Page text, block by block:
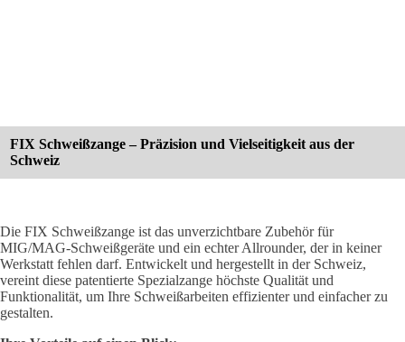
FIX Schweißzange – Präzision und Vielseitigkeit aus der
Schweiz
Die FIX Schweißzange ist das unverzichtbare Zubehör für
MIG/MAG-Schweißgeräte und ein echter Allrounder, der in keiner
Werkstatt fehlen darf. Entwickelt und hergestellt in der Schweiz,
vereint diese patentierte Spezialzange höchste Qualität und
Funktionalität, um Ihre Schweißarbeiten effizienter und einfacher zu
gestalten.